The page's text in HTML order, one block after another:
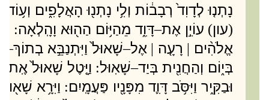
נָתְנ֤וּ לְדָוִד֙ רְבָב֔וֹת וְלִ֥י נָתְנ֖וּ הָאֲלָפִ֑ים
(עון) עוֹיֵ֣ן אֶת–דָּוִ֑ד מֵהַיּ֥וֹם הַה֖וּא וָהָֽלְאָה:
אֱלֹהִ֨ים | רָעָ֤ה | אֶל–שָׁאוּל֙ וַיִּתְנַבֵּ֣א בְתוֹךְ–
בְּי֑וֹם וְהַחֲנִ֖ית בְּיַד–שָׁאֽוּל: וַיָּ֤טֶל שָׁאוּל֙ אֶֽת
וּבַקִּ֑יר וַיִּסֹּ֥ב דָּוִ֛ד מִפָּנָ֖יו פַּעֲמָֽיִם: וַיִּרָ֥א